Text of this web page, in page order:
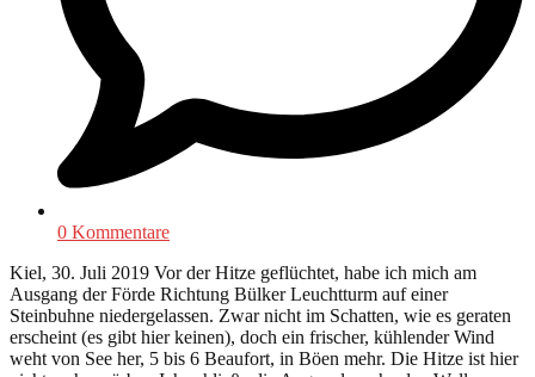
0 Kommentare
Kiel, 30. Juli 2019 Vor der Hitze geflüchtet, habe ich mich am
Ausgang der Förde Richtung Bülker Leuchtturm auf einer
Steinbuhne niedergelassen. Zwar nicht im Schatten, wie es geraten
erscheint (es gibt hier keinen), doch ein frischer, kühlender Wind
weht von See her, 5 bis 6 Beaufort, in Böen mehr. Die Hitze ist hier